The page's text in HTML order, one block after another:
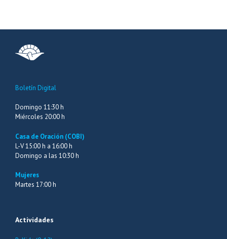
Boletín Digital
Domingo 11:30 h
Miércoles 20:00 h
Casa de Oración (COBI)
L-V 15:00 h a 16:00 h
Domingo a las 10:30 h
Mujeres
Martes 17:00 h
Actividades